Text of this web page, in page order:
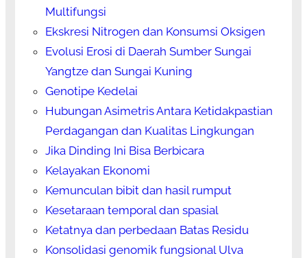
Multifungsi
Ekskresi Nitrogen dan Konsumsi Oksigen
Evolusi Erosi di Daerah Sumber Sungai
Yangtze dan Sungai Kuning
Genotipe Kedelai
Hubungan Asimetris Antara Ketidakpastian
Perdagangan dan Kualitas Lingkungan
Jika Dinding Ini Bisa Berbicara
Kelayakan Ekonomi
Kemunculan bibit dan hasil rumput
Kesetaraan temporal dan spasial
Ketatnya dan perbedaan Batas Residu
Konsolidasi genomik fungsional Ulva